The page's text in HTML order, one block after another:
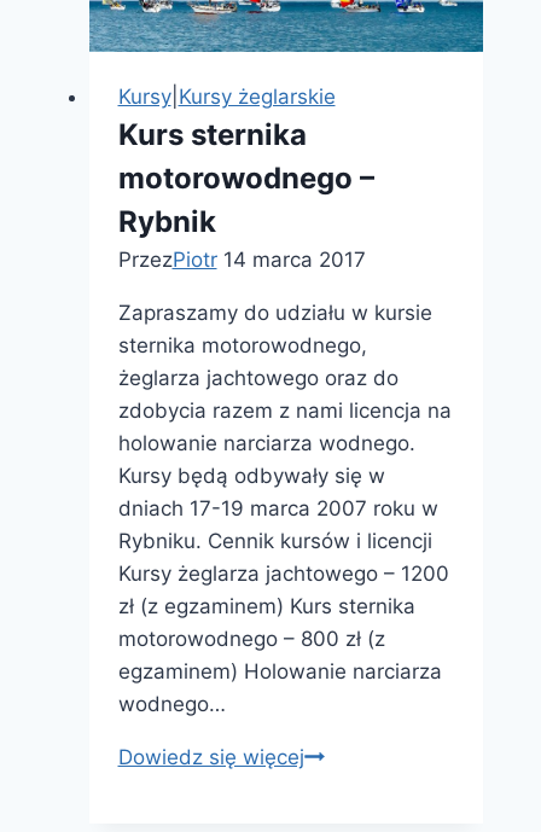
pływanie,
tenis
i
inne
Kursy| Kursy żeglarskie
Kurs sternika
motorowodnego –
Rybnik
PrzezPiotr 14 marca 2017
Zapraszamy do udziału w kursie
sternika motorowodnego,
żeglarza jachtowego oraz do
zdobycia razem z nami licencja na
holowanie narciarza wodnego.
Kursy będą odbywały się w
dniach 17-19 marca 2007 roku w
Rybniku. Cennik kursów i licencji
Kursy żeglarza jachtowego – 1200
zł (z egzaminem) Kurs sternika
motorowodnego – 800 zł (z
egzaminem) Holowanie narciarza
wodnego…
Dowiedz się więcejKurs